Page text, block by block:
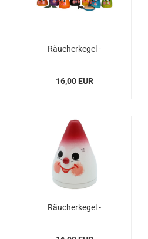
Räucherkegel -
16,00 EUR
Räucherkegel -